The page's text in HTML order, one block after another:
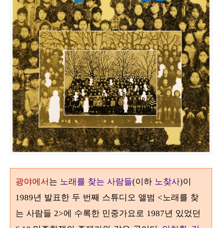
광야에서는 노래를 찾는 사람들(이하 노찾사)이
1989년 발표한 두 번째 스튜디오 앨범 < 노래를 찾
는 사람들 2>에 수록한 민중가요로 1987년 있었던